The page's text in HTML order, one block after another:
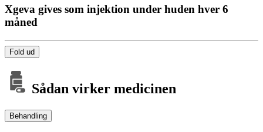
Xgeva gives som injektion under huden hver 6
måned
Fold ud
Sådan virker medicinen
Behandling